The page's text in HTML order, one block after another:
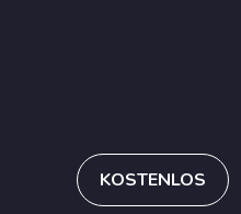
KOSTENLOS